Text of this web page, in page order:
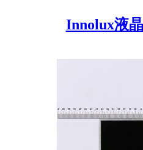
Innolux液